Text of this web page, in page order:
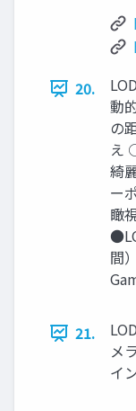
20.
動
の
え
綺
ー
瞰
間
21.
メ
イ